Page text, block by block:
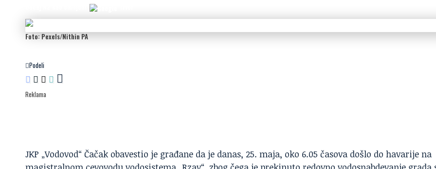
Foto: Pexels/Nithin PA
Podeli
Reklama
JKP „Vodovod“ Čačak obavestio je građane da je danas, 25. maja, oko 6.05 časova došlo do havarije na